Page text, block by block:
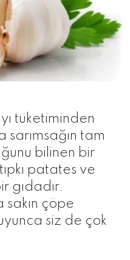
tüketiminden
sarımsağın tam
bilinen bir
patates ve
gıdadır.
sakın çöpe
siz de çok